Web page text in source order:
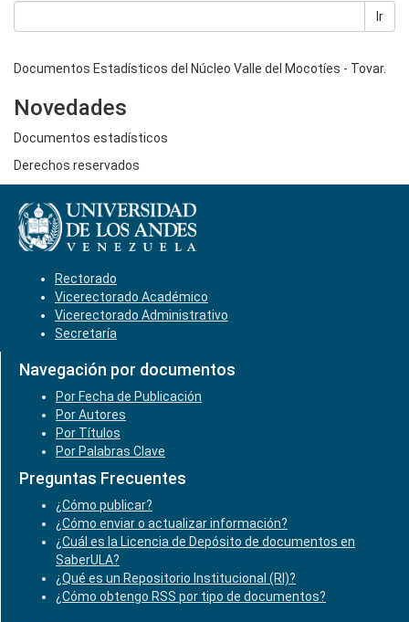
Ir
Documentos Estadísticos del Núcleo Valle del Mocotíes - Tovar.
Novedades
Documentos estadísticos
Derechos reservados
Rectorado
Vicerectorado Académico
Vicerectorado Administrativo
Secretaría
Navegación por documentos
Por Fecha de Publicación
Por Autores
Por Títulos
Por Palabras Clave
Preguntas Frecuentes
¿Cómo publicar?
¿Cómo enviar o actualizar información?
¿Cuál es la Licencia de Depósito de documentos en
SaberULA?
¿Qué es un Repositorio Institucional (RI)?
¿Cómo obtengo RSS por tipo de documentos?